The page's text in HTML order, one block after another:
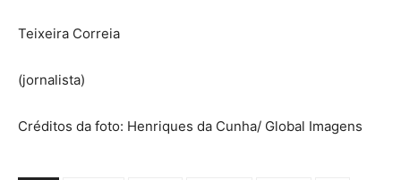
Teixeira Correia
(jornalista)
Créditos da foto: Henriques da Cunha/ Global Imagens